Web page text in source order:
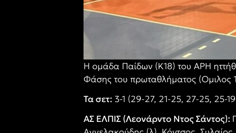
Η ομάδα Παίδων (Κ18) του ΑΡΗ
Φάσης του πρωταθλήματος (Ομιλος
Τα σετ: 3-1 (29-27, 21-25, 27-25, 25-
ΑΣ ΕΛΠΙΣ (Λεονάρντο Ντος Σάντος):